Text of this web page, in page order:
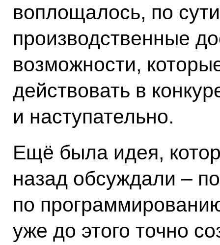
воплощалось, по
производственные
возможности,
действовать в
и наступательно.
Ещё была идея,
назад обсуждали –
по
уже до этого точно